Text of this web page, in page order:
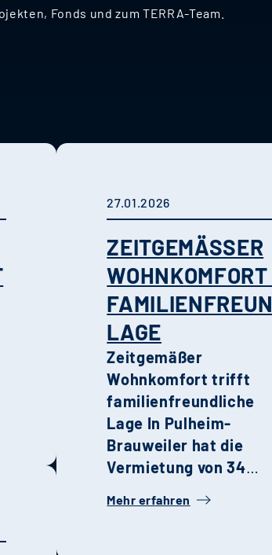
Fonds und zum TERRA-Team.
27.01.2026
ZEITGEMÄSSER W
OHNKOMFORT
AGE
Zeitgemäßer
Wohnkomfort trifft
familienfreundliche
Lage In Pulheim-
Brauweiler hat die
Vermietung von 34
Doppelhaushälften
Mehr erfahren